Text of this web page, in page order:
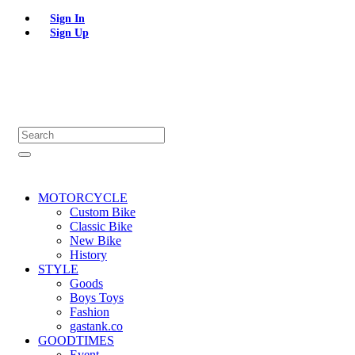
Sign In
Sign Up
MOTORCYCLE
Custom Bike
Classic Bike
New Bike
History
STYLE
Goods
Boys Toys
Fashion
gastank.co
GOODTIMES